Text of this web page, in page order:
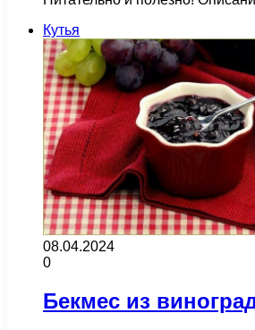
Кутья
08.04.2024
0
Бекмес из